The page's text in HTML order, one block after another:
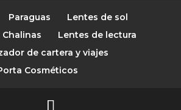
Paraguas
Lentes de sol
Chalinas
Lentes de lectura
de cartera y viajes
Cosméticos